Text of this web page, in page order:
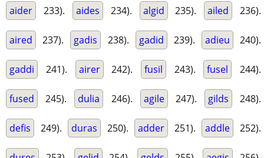
aider 233). aides 234). algid 235). ailed 236).
aired 237). gadis 238). gadid 239). adieu 240).
gaddi 241). airer 242). fusil 243). fusel 244).
fused 245). dulia 246). agile 247). gilds 248).
defis 249). duras 250). adder 251). addle 252).